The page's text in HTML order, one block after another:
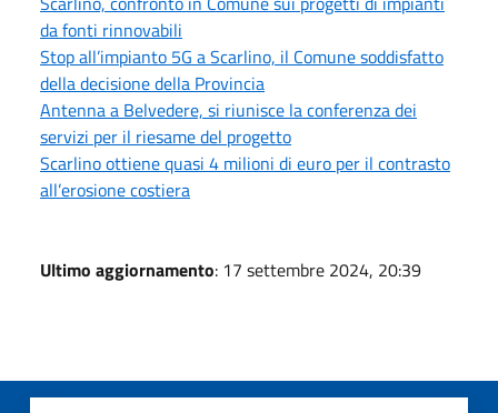
da fonti rinnovabili
Stop all’impianto 5G a Scarlino, il Comune soddisfatto
della decisione della Provincia
Antenna a Belvedere, si riunisce la conferenza dei
servizi per il riesame del progetto
Scarlino ottiene quasi 4 milioni di euro per il contrasto
all’erosione costiera
Ultimo aggiornamento: 17 settembre 2024, 20:39